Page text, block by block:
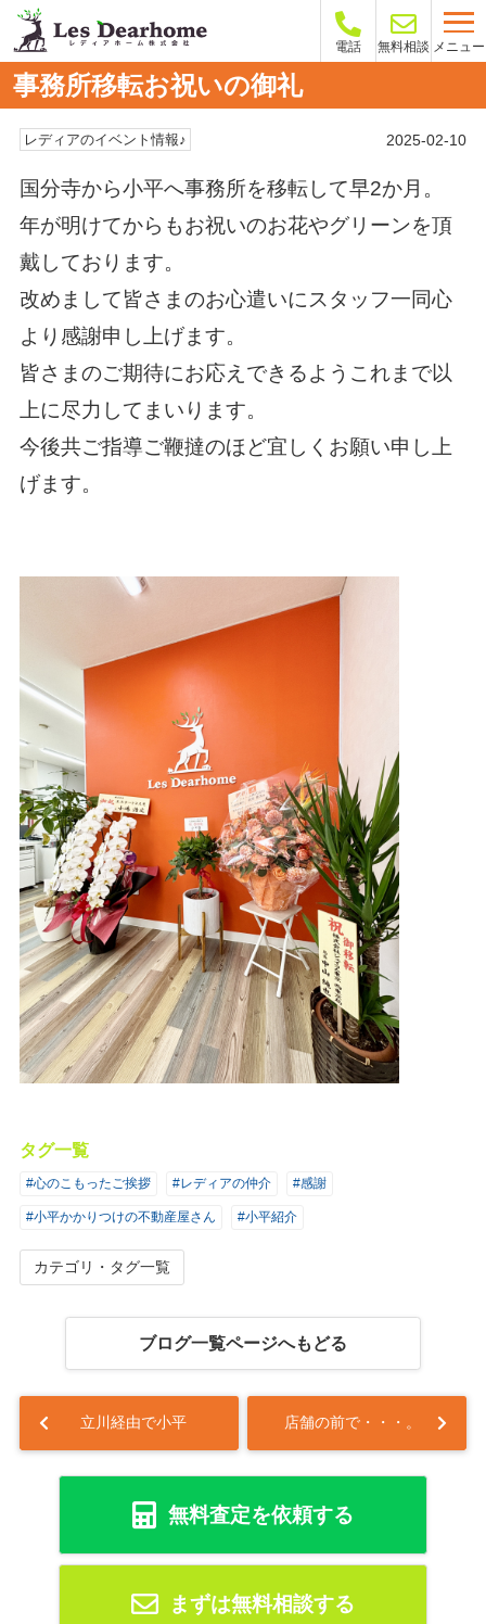
電話 無料相談 メニュー
事務所移転お祝いの御礼
レディアのイベント情報♪ 2025-02-10
国分寺から小平へ事務所を移転して早2か月。
年が明けてからもお祝いのお花やグリーンを頂
戴しております。
改めまして皆さまのお心遣いにスタッフ一同心
より感謝申し上げます。
皆さまのご期待にお応えできるようこれまで以
上に尽力してまいります。
今後共ご指導ご鞭撻のほど宜しくお願い申し上
げます。
タグ一覧
#心のこもったご挨拶 #レディアの仲介 #感謝
#小平かかりつけの不動産屋さん #小平紹介
カテゴリ・タグ一覧
ブログ一覧ページへもどる
立川経由で小平 店舗の前で・・・。
無料査定を依頼する
まずは無料相談する